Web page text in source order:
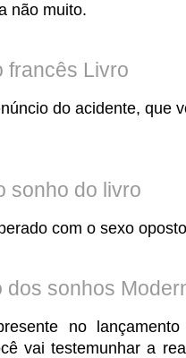
não muito.
francês Livro
do acidente, que
sonho do livro
com o sexo
dos sonhos
no
vai testemunhar a